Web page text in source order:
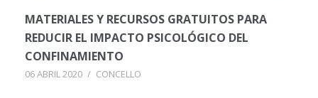
MATERIALES Y RECURSOS GRATUITOS PARA
REDUCIR EL IMPACTO PSICOLÓGICO DEL
CONFINAMIENTO
06 ABRIL 2020 / CONCELLO